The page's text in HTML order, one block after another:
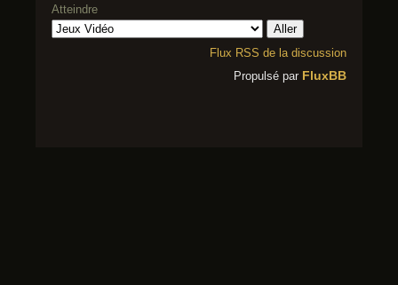
Atteindre
Flux RSS de la discussion
Propulsé par FluxBB